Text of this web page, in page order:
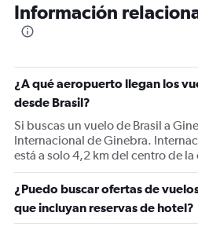
categories.
The
Y
axis
displaying
values.
Range:
0
1500.
Información
¿A qué aeropuerto llegan los
desde Brasil?
Si buscas un vuelo de Brasil a
Internacional de Ginebra.
está a solo 4,2 km del centro de
¿Puedo buscar ofertas de
que incluyan reservas de hotel?